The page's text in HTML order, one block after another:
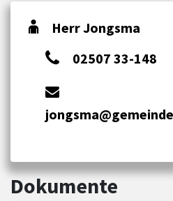
Herr Jongsma
02507 33-148
Dokumente